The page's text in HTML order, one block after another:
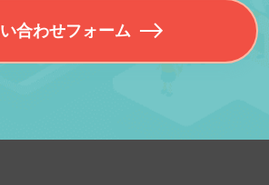
合わせフォーム